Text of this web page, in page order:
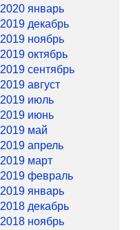
2020 январь
2019 декабрь
2019 ноябрь
2019 октябрь
2019 сентябрь
2019 август
2019 июль
2019 июнь
2019 май
2019 апрель
2019 март
2019 февраль
2019 январь
2018 декабрь
2018 ноябрь